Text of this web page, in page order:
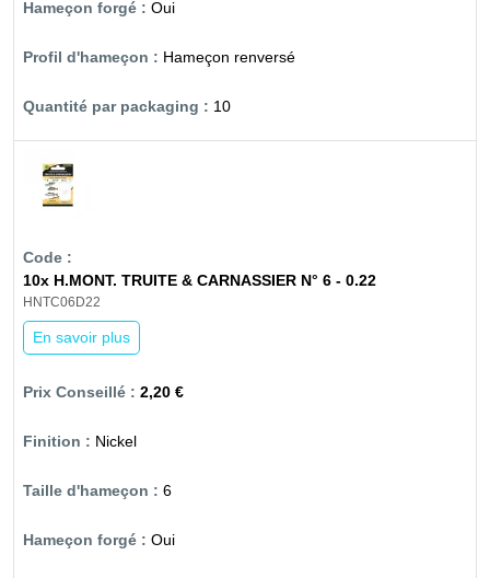
Oui
Hameçon renversé
10
10x H.MONT. TRUITE & CARNASSIER N° 6 - 0.22
HNTC06D22
En savoir plus
2,20 €
Nickel
6
Oui